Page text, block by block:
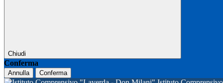
Chiudi
Conferma
Annulla Conferma